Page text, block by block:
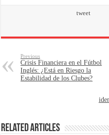
tweet
Previous
Crisis Financiera en el Fútbol
Inglés: ¿Está en Riesgo la
Estabilidad de los Clubes?
Related Articles